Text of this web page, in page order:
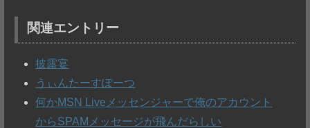
関連エントリー
披露宴
うぃんたーすぽーつ
何かMSN Liveメッセンジャーで俺のアカウント
からSPAMメッセージが飛んだらしい